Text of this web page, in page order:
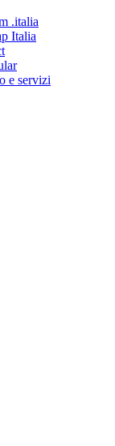
.italia
Italia
e servizi